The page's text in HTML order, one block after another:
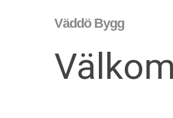
Väddö Bygg